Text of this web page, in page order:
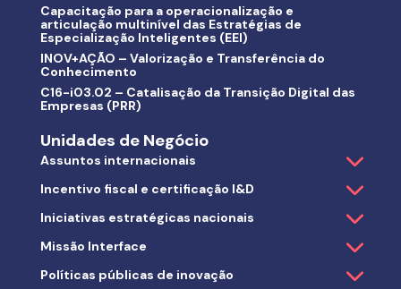
Capacitação para a operacionalização e
articulação multinível das Estratégias de
Especialização Inteligentes (EEI)
INOV+AÇÃO – Valorização e Transferência do
Conhecimento
C16-i03.02 – Catalisação da Transição Digital das
Empresas (PRR)
Unidades de Negócio
Assuntos internacionais
Incentivo fiscal e certificação I&D
Iniciativas estratégicas nacionais
Missão Interface
Políticas públicas de inovação